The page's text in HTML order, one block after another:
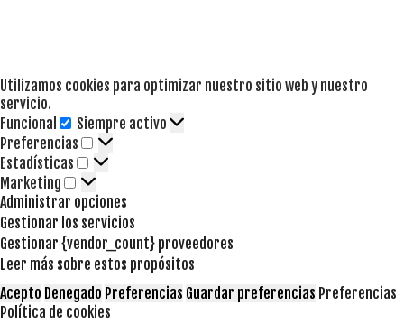
Utilizamos cookies para optimizar nuestro sitio web y nuestro
servicio.
Funcional
Funcional
Siempre activo
Preferencias
Preferencias
Estadísticas Estadísticas
Marketing Marketing
Administrar opciones
Gestionar los servicios
Gestionar {vendor_count} proveedores
Leer más sobre estos propósitos
Acepto Denegado Preferencias Guardar preferencias Preferencias
Política de cookies